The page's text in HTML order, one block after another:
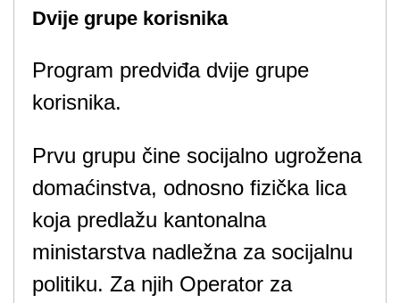
Dvije grupe korisnika
Program predviđa dvije grupe
korisnika.
Prvu grupu čine socijalno ugrožena
domaćinstva, odnosno fizička lica
koja predlažu kantonalna
ministarstva nadležna za socijalnu
politiku. Za njih Operator za